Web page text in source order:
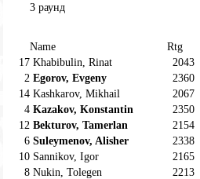
3 раунд
Name
Rtg
17 Khabibulin, Rinat 2043
2 Egorov, Evgeny 2360
14 Kashkarov, Mikhail 2067
4 Kazakov, Konstantin 2350
12 Bekturov, Tamerlan 2154
6 Suleymenov, Alisher 2338
10 Sannikov, Igor 2165
8 Nukin, Tolegen 2213